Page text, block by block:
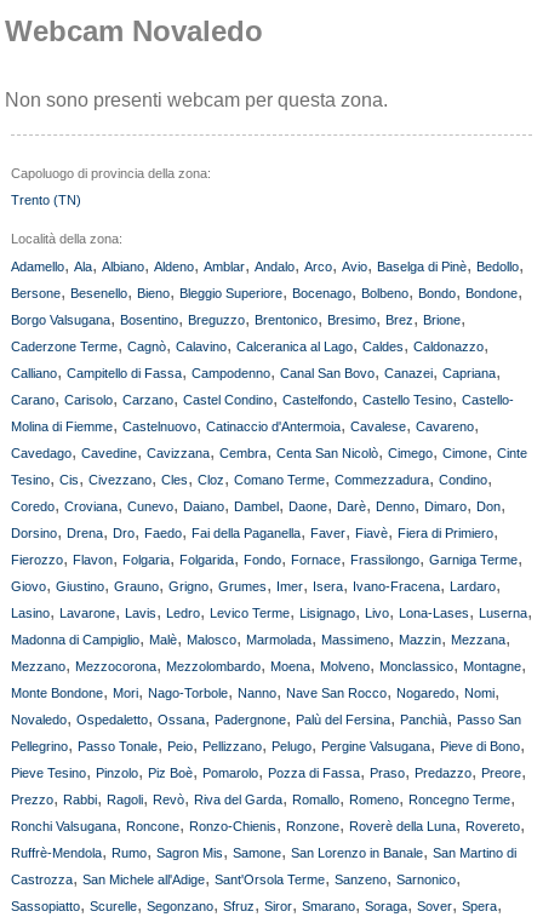
Webcam Novaledo
Non sono presenti webcam per questa zona.
Capoluogo di provincia della zona:
Trento (TN)
Località della zona:
Adamello, Ala, Albiano, Aldeno, Amblar, Andalo, Arco, Avio, Baselga di Pinè, Bedollo,
Bersone, Besenello, Bieno, Bleggio Superiore, Bocenago, Bolbeno, Bondo, Bondone,
Borgo Valsugana, Bosentino, Breguzzo, Brentonico, Bresimo, Brez, Brione,
Caderzone Terme, Cagnò, Calavino, Calceranica al Lago, Caldes, Caldonazzo,
Calliano, Campitello di Fassa, Campodenno, Canal San Bovo, Canazei, Capriana,
Carano, Carisolo, Carzano, Castel Condino, Castelfondo, Castello Tesino, Castello-
Molina di Fiemme, Castelnuovo, Catinaccio d'Antermoia, Cavalese, Cavareno,
Cavedago, Cavedine, Cavizzana, Cembra, Centa San Nicolò, Cimego, Cimone, Cinte
Tesino, Cis, Civezzano, Cles, Cloz, Comano Terme, Commezzadura, Condino,
Coredo, Croviana, Cunevo, Daiano, Dambel, Daone, Darè, Denno, Dimaro, Don,
Dorsino, Drena, Dro, Faedo, Fai della Paganella, Faver, Fiavè, Fiera di Primiero,
Fierozzo, Flavon, Folgaria, Folgarida, Fondo, Fornace, Frassilongo, Garniga Terme,
Giovo, Giustino, Grauno, Grigno, Grumes, Imer, Isera, Ivano-Fracena, Lardaro,
Lasino, Lavarone, Lavis, Ledro, Levico Terme, Lisignago, Livo, Lona-Lases, Luserna,
Madonna di Campiglio, Malè, Malosco, Marmolada, Massimeno, Mazzin, Mezzana,
Mezzano, Mezzocorona, Mezzolombardo, Moena, Molveno, Monclassico, Montagne,
Monte Bondone, Mori, Nago-Torbole, Nanno, Nave San Rocco, Nogaredo, Nomi,
Novaledo, Ospedaletto, Ossana, Padergnone, Palù del Fersina, Panchià, Passo San
Pellegrino, Passo Tonale, Peio, Pellizzano, Pelugo, Pergine Valsugana, Pieve di Bono,
Pieve Tesino, Pinzolo, Piz Boè, Pomarolo, Pozza di Fassa, Praso, Predazzo, Preore,
Prezzo, Rabbi, Ragoli, Revò, Riva del Garda, Romallo, Romeno, Roncegno Terme,
Ronchi Valsugana, Roncone, Ronzo-Chienis, Ronzone, Roverè della Luna, Rovereto,
Ruffrè-Mendola, Rumo, Sagron Mis, Samone, San Lorenzo in Banale, San Martino di
Castrozza, San Michele all'Adige, Sant'Orsola Terme, Sanzeno, Sarnonico,
Sassopiatto, Scurelle, Segonzano, Sfruz, Siror, Smarano, Soraga, Sover, Spera,